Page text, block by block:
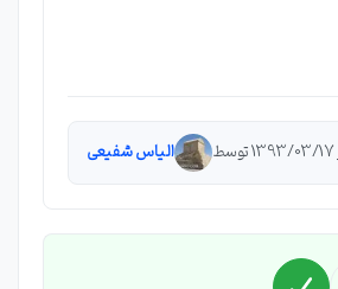
الیاس شفیعی